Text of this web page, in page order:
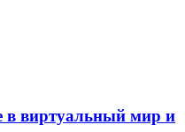
в виртуальный мир и